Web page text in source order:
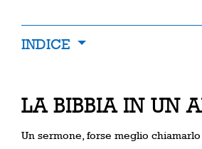
INDICE
LA BIBBIA IN UN
Un sermone, forse meglio chiamarlo